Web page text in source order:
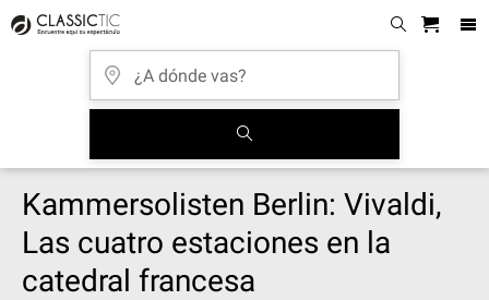
Kammersolisten Berlin: Vivaldi,
Las cuatro estaciones en la
catedral francesa